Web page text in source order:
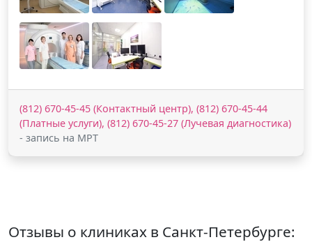
(812) 670-45-45 (Контактный центр), (812) 670-45-44
(Платные услуги), (812) 670-45-27 (Лучевая диагностика)
- запись на МРТ
Отзывы о клиниках в Санкт-Петербурге: